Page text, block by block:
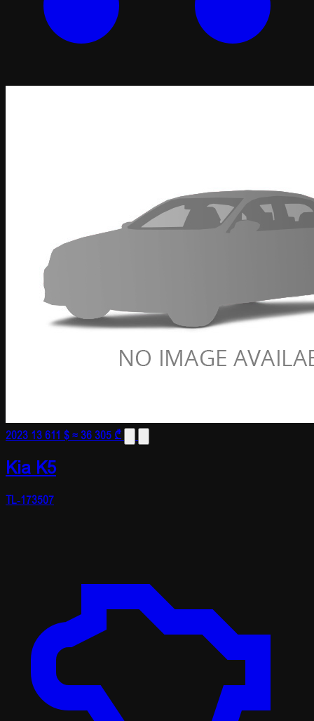
2023 13 611 $≈ 36 305 ₾
Kia K5
TL-173507